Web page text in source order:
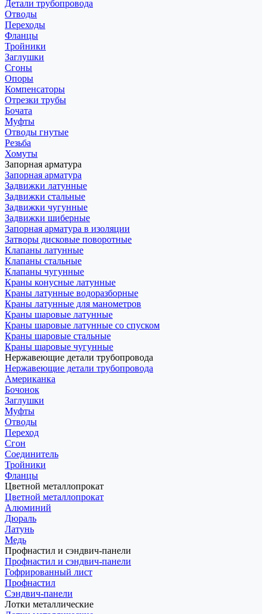
Детали трубопровода
Отводы
Переходы
Фланцы
Тройники
Заглушки
Сгоны
Опоры
Компенсаторы
Отрезки трубы
Бочата
Муфты
Отводы гнутые
Резьба
Хомуты
Запорная арматура
Запорная арматура
Задвижки латунные
Задвижки стальные
Задвижки чугунные
Задвижки шиберные
Запорная арматура в изоляции
Затворы дисковые поворотные
Клапаны латунные
Клапаны стальные
Клапаны чугунные
Краны конусные латунные
Краны латунные водоразборные
Краны латунные для манометров
Краны шаровые латунные
Краны шаровые латунные со спуском
Краны шаровые стальные
Краны шаровые чугунные
Нержавеющие детали трубопровода
Нержавеющие детали трубопровода
Американка
Бочонок
Заглушки
Муфты
Отводы
Переход
Сгон
Соединитель
Тройники
Фланцы
Цветной металлопрокат
Цветной металлопрокат
Алюминий
Дюраль
Латунь
Медь
Профнастил и сэндвич-панели
Профнастил и сэндвич-панели
Гофрированный лист
Профнастил
Сэндвич-панели
Лотки металлические